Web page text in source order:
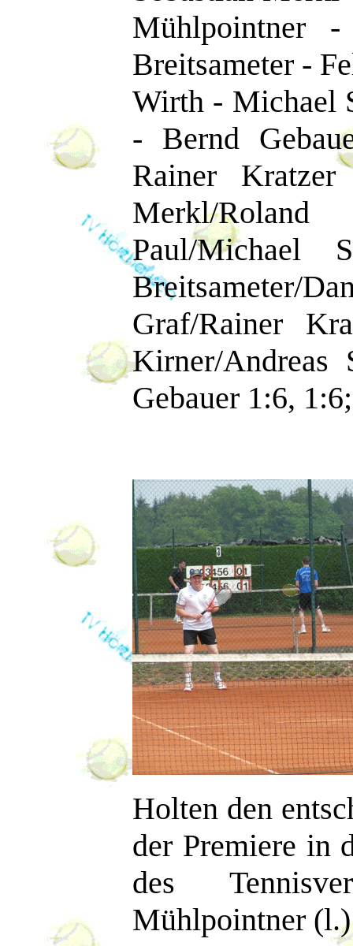
Mühlpointner
Breitsameter -
Wirth - Michael
- Bernd
Rainer
Merkl/
Paul/Michael
Graf/Rainer
Kirner/Andreas
Gebauer 1:6, 1:6;
Holten den
der Premiere in
des
Mühlpointner